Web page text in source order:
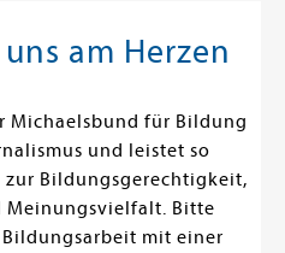
am Herzen
Michaelsbund für Bildung
und leistet so
Bildungsgerechtigkeit,
Bitte
mit einer